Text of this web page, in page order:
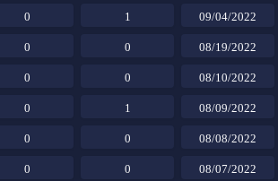
09/04/2022
1
0
08/19/2022
0
0
08/10/2022
0
0
08/09/2022
1
0
08/08/2022
0
0
08/07/2022
0
0